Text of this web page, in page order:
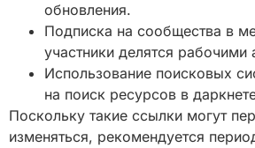
обновления.
Подписка на сообщества в
участники делятся рабочими
Использование поисковых
на поиск ресурсов в
Поскольку такие ссылки могут
изменяться, рекомендуется